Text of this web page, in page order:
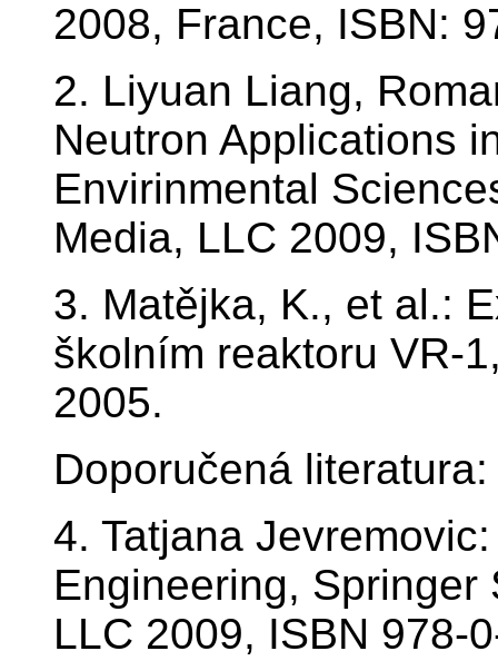
2008, France, ISBN:
2. Liyuan Liang,
Neutron Applications
Envirinmental
Media, LLC 2009,
3. Matějka, K., et al.:
školním reaktoru VR-
2005.
Doporučená literatura:
4. Tatjana
Engineering,
LLC 2009, ISBN 978-